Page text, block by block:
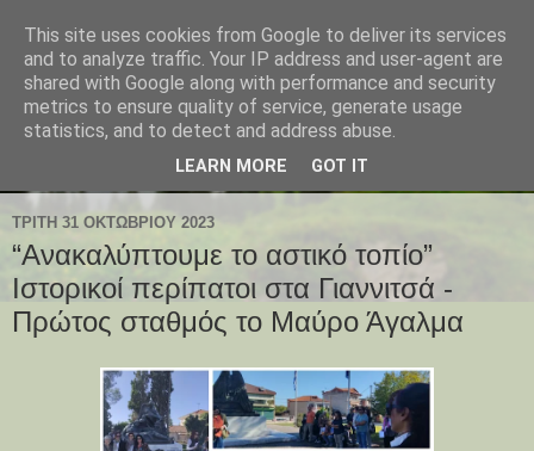
ΤΡΊΤΗ 31 ΟΚΤΩΒΡΊΟΥ 2023
“Ανακαλύπτουμε το αστικό τοπίο”
Ιστορικοί περίπατοι στα Γιαννιτσά -
Πρώτoς σταθμός το Μαύρο Άγαλμα
This site uses cookies from Google to deliver its services
and to analyze traffic. Your IP address and user-agent are
shared with Google along with performance and security
metrics to ensure quality of service, generate usage
statistics, and to detect and address abuse.
LEARN MORE GOT IT